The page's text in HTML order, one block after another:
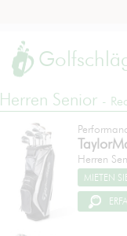
Herren Senior -
Herren